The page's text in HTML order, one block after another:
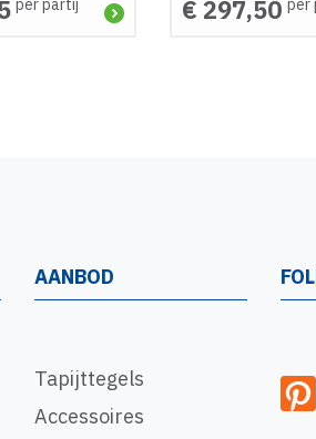
per partij € 297,50 per
AANBOD
Tapijttegels
Accessoires